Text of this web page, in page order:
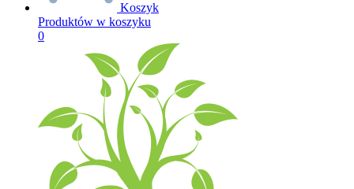
Koszyk
Produktów w koszyku
0